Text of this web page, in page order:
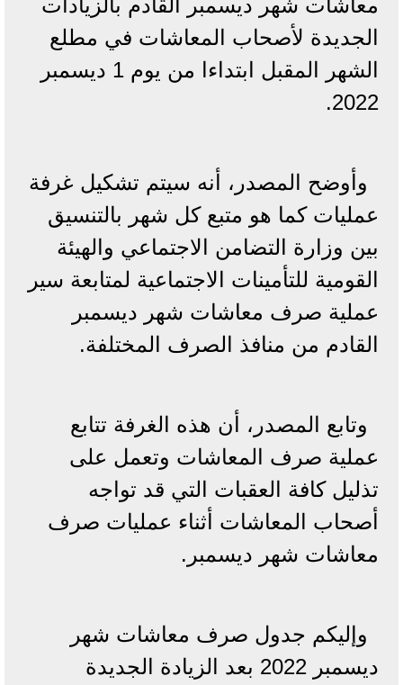
معاشات شهر ديسمبر القادم بالزيادات
الجديدة لأصحاب المعاشات في مطلع
الشهر المقبل ابتداءا من يوم 1 ديسمبر
2022.
وأوضح المصدر، أنه سيتم تشكيل غرفة
عمليات كما هو متبع كل شهر بالتنسيق
بين وزارة التضامن الاجتماعي والهيئة
القومية للتأمينات الاجتماعية لمتابعة سير
عملية صرف معاشات شهر ديسمبر
القادم من منافذ الصرف المختلفة.
وتابع المصدر، أن هذه الغرفة تتابع
عملية صرف المعاشات وتعمل على
تذليل كافة العقبات التي قد تواجه
أصحاب المعاشات أثناء عمليات صرف
معاشات شهر ديسمبر.
وإليكم جدول صرف معاشات شهر
ديسمبر 2022 بعد الزيادة الجديدة